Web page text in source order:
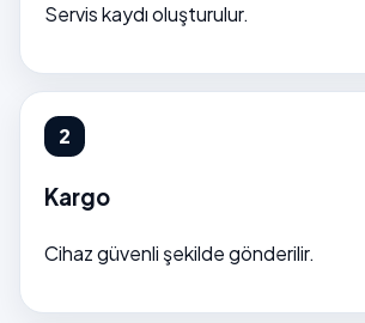
Servis kaydı oluşturulur.
Kargo
Cihaz güvenli şekilde gönderilir.